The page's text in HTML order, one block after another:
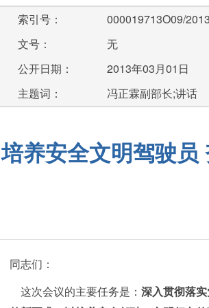
索引号：
000019713O09/
文号：
无
公开日期：
2013年03月01日
主题词：
冯正霖副部长;讲话
培养安全文明驾驶
同志们：
这次会议的主要任务是： 深入贯彻落